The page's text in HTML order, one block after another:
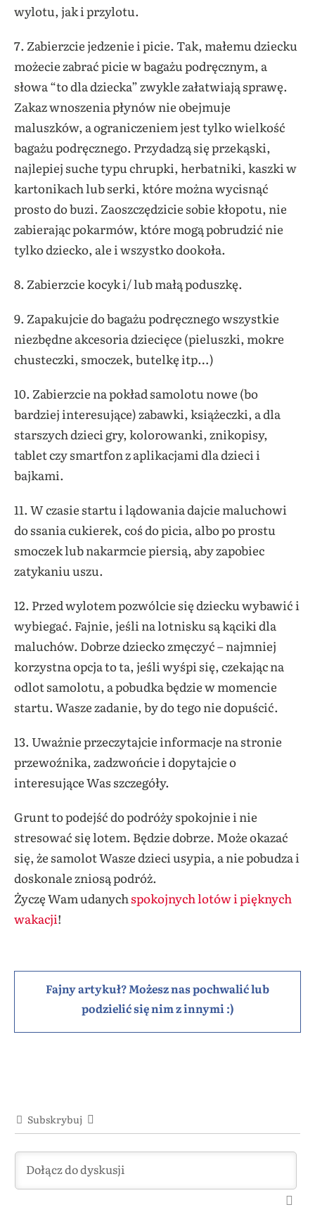
wylotu, jak i przylotu.
7. Zabierzcie jedzenie i picie. Tak, małemu dziecku
możecie zabrać picie w bagażu podręcznym, a
słowa “to dla dziecka” zwykle załatwiają sprawę.
Zakaz wnoszenia płynów nie obejmuje
maluszków, a ograniczeniem jest tylko wielkość
bagażu podręcznego. Przydadzą się przekąski,
najlepiej suche typu chrupki, herbatniki, kaszki w
kartonikach lub serki, które można wycisnąć
prosto do buzi. Zaoszczędzicie sobie kłopotu, nie
zabierając pokarmów, które mogą pobrudzić nie
tylko dziecko, ale i wszystko dookoła.
8. Zabierzcie kocyk i/ lub małą poduszkę.
9. Zapakujcie do bagażu podręcznego wszystkie
niezbędne akcesoria dziecięce (pieluszki, mokre
chusteczki, smoczek, butelkę itp…)
10. Zabierzcie na pokład samolotu nowe (bo
bardziej interesujące) zabawki, książeczki, a dla
starszych dzieci gry, kolorowanki, znikopisy,
tablet czy smartfon z aplikacjami dla dzieci i
bajkami.
11. W czasie startu i lądowania dajcie maluchowi
do ssania cukierek, coś do picia, albo po prostu
smoczek lub nakarmcie piersią, aby zapobiec
zatykaniu uszu.
12. Przed wylotem pozwólcie się dziecku wybawić i
wybiegać. Fajnie, jeśli na lotnisku są kąciki dla
maluchów. Dobrze dziecko zmęczyć – najmniej
korzystna opcja to ta, jeśli wyśpi się, czekając na
odlot samolotu, a pobudka będzie w momencie
startu. Wasze zadanie, by do tego nie dopuścić.
13. Uważnie przeczytajcie informacje na stronie
przewoźnika, zadzwońcie i dopytajcie o
interesujące Was szczegóły.
Grunt to podejść do podróży spokojnie i nie
stresować się lotem. Będzie dobrze. Może okazać
się, że samolot Wasze dzieci usypia, a nie pobudza i
doskonale zniosą podróż.
Życzę Wam udanychspokojnych lotów i pięknych
wakacji!
Fajny artykuł? Możesz nas pochwalić lub
podzielić się nim z innymi :)
Subskrybuj